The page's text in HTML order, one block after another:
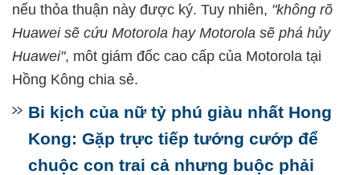
nếu thỏa thuận này được ký. Tuy nhiên, "không rõ
Huawei sẽ cứu Motorola hay Motorola sẽ phá hủy
Huawei", môt giám đốc cao cấp của Motorola tại
Hồng Kông chia sẻ.
Bi kịch của nữ tỷ phú giàu nhất Hong
Kong: Gặp trực tiếp tướng cướp để
chuộc con trai cả nhưng buộc phải